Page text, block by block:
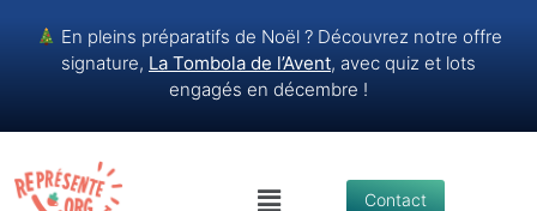
​ En pleins préparatifs de Noël ? Découvrez notre offre
signature, La Tombola de l’Avent, avec quiz et lots
engagés en décembre !
Contact